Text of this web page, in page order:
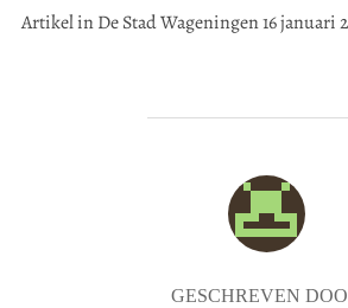
Artikel in De Stad Wageningen 16 januari
BERICHTAUTEUR
GESCHREVEN